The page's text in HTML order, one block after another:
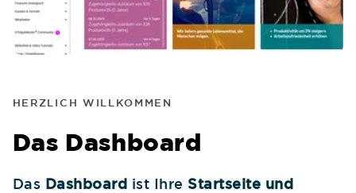
HERZLICH WILLKOMMEN
Das Dashboard
Das Dashboard ist IhreStartseite und